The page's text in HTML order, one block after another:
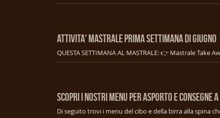
ATTIVITA' MASTRALE PRIMA SETTIMANA DI GIUGNO
SCOPRI I NOSTRI MENU PER ASPORTO E CONSEGNE